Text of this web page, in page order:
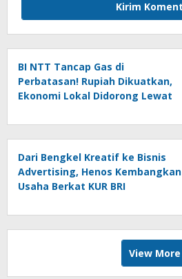
BI NTT Tancap Gas di
Perbatasan! Rupiah Dikuatkan,
Ekonomi Lokal Didorong Lewat
Dari Bengkel Kreatif ke Bisnis
Advertising, Henos Kembangkan
Usaha Berkat KUR BRI
View More